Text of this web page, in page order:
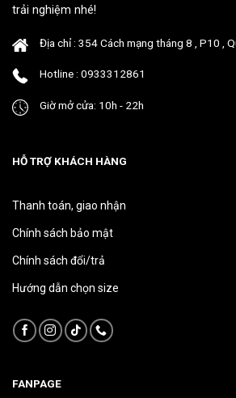
trên
sản
sản
trải nghiệm nhé!
Địa chỉ : 354 Cách mạng tháng 8 , P10 ,
Hotline : 0933312861
Giờ mở cửa: 10h - 22h
HỖ TRỢ KHÁCH HÀNG
Thanh toán, giao nhận
Chính sách bảo mật
Chính sách đổi/trả
Hướng dẫn chọn size
FANPAGE